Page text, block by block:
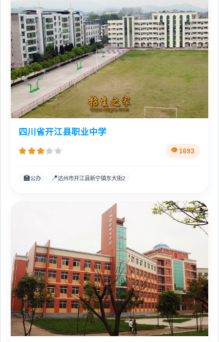
四川省开江县职业中学
1693
🏫公办 📍达州市开江县新宁镇东大街2